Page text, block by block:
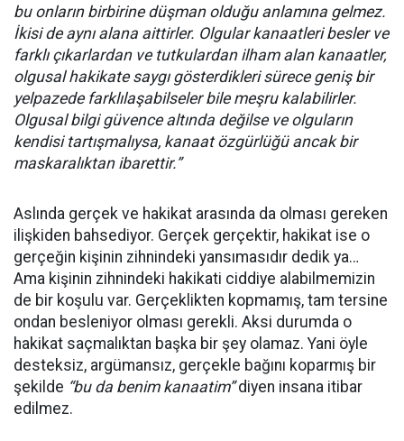
bu onların birbirine düşman olduğu anlamına gelmez.
İkisi de aynı alana aittirler. Olgular kanaatleri besler ve
farklı çıkarlardan ve tutkulardan ilham alan kanaatler,
olgusal hakikate saygı gösterdikleri sürece geniş bir
yelpazede farklılaşabilseler bile meşru kalabilirler.
Olgusal bilgi güvence altında değilse ve olguların
kendisi tartışmalıysa, kanaat özgürlüğü ancak bir
maskaralıktan ibarettir.”
Aslında gerçek ve hakikat arasında da olması gereken
ilişkiden bahsediyor. Gerçek gerçektir, hakikat ise o
gerçeğin kişinin zihnindeki yansımasıdır dedik ya…
Ama kişinin zihnindeki hakikati ciddiye alabilmemizin
de bir koşulu var. Gerçeklikten kopmamış, tam tersine
ondan besleniyor olması gerekli. Aksi durumda o
hakikat saçmalıktan başka bir şey olamaz. Yani öyle
desteksiz, argümansız, gerçekle bağını koparmış bir
şekilde “bu da benim kanaatim”diyen insana itibar
edilmez.